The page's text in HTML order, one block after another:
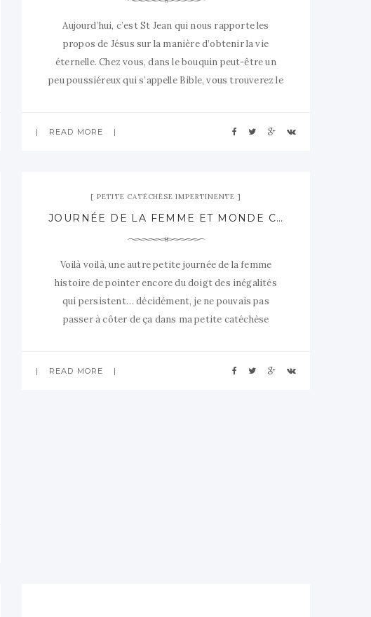
Aujourd’hui, c’est St Jean qui nous rapporte les
propos de Jésus sur la manière d’obtenir la vie
éternelle. Chez vous, dans le bouquin peut-être un
peu poussiéreux qui s’appelle Bible, vous trouverez le
READ MORE
PETITE CATÉCHÈSE IMPERTINENTE
JOURNÉE DE LA FEMME ET MONDE CATHO..HUM HUM, C’EST COMPATIBLE?
Voilà voilà, une autre petite journée de la femme
histoire de pointer encore du doigt des inégalités
qui persistent… décidément, je ne pouvais pas
passer à côter de ça dans ma petite catéchèse
READ MORE